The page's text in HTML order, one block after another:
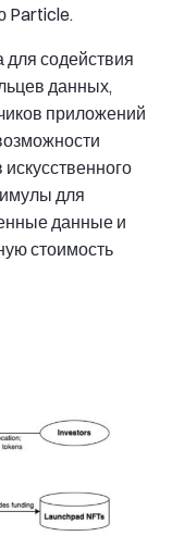
Particle.
для содействия
данных,
приложений
для
данные и
стоимость